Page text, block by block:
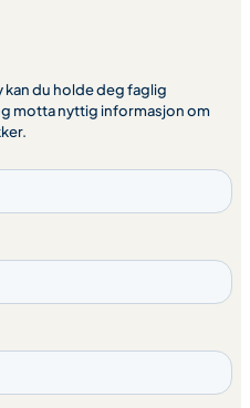
kan du holde deg faglig
motta nyttig informasjon om